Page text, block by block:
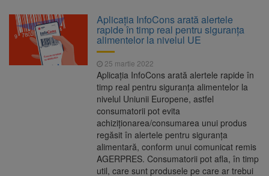
Aplicaţia InfoCons arată alertele
rapide în timp real pentru siguranţa
alimentelor la nivelul UE
25 martie 2022
Aplicaţia InfoCons arată alertele rapide în
timp real pentru siguranţa alimentelor la
nivelul Uniunii Europene, astfel
consumatorii pot evita
achiziţionarea/consumarea unui produs
regăsit în alertele pentru siguranţa
alimentară, conform unui comunicat remis
AGERPRES. Consumatorii pot afla, în timp
util, care sunt produsele pe care ar trebui